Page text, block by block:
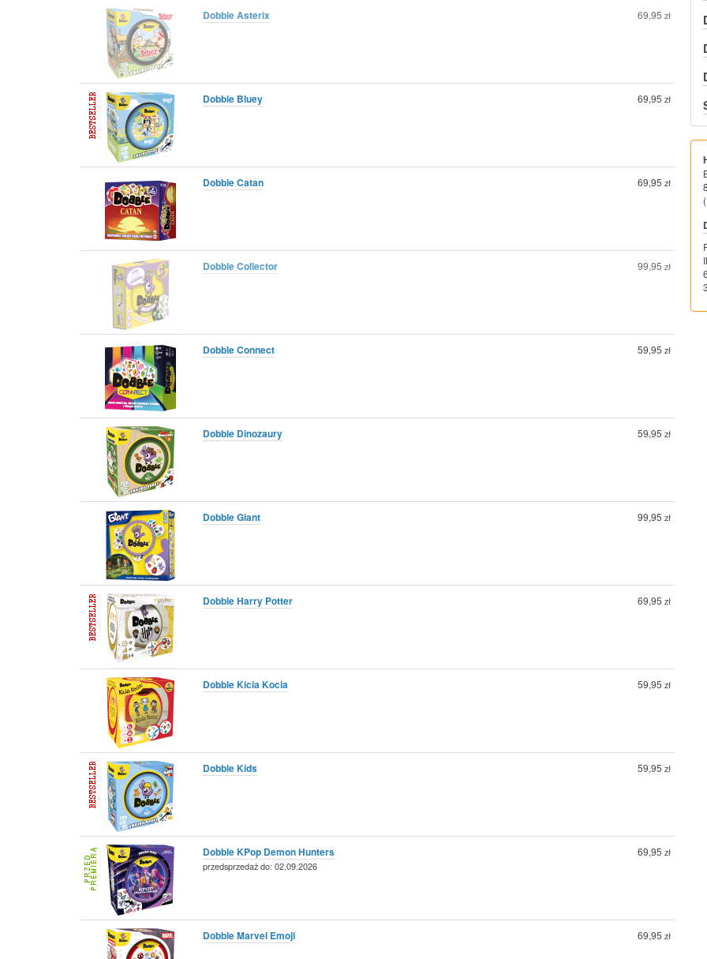
Dobble Asterix 69,95 zł
Dobble Bluey 69,95 zł
Dobble Catan 69,95 zł
Dobble Collector 99,95 zł
Dobble Connect 59,95 zł
Dobble Dinozaury 59,95 zł
Dobble Giant 99,95 zł
Dobble Harry Potter 69,95 zł
Dobble Kicia Kocia 59,95 zł
Dobble Kids 59,95 zł
Dobble KPop Demon Hunters
przedsprzedaż do: 02.09.2026
69,95 zł
Dobble Marvel Emoji 69,95 zł
(